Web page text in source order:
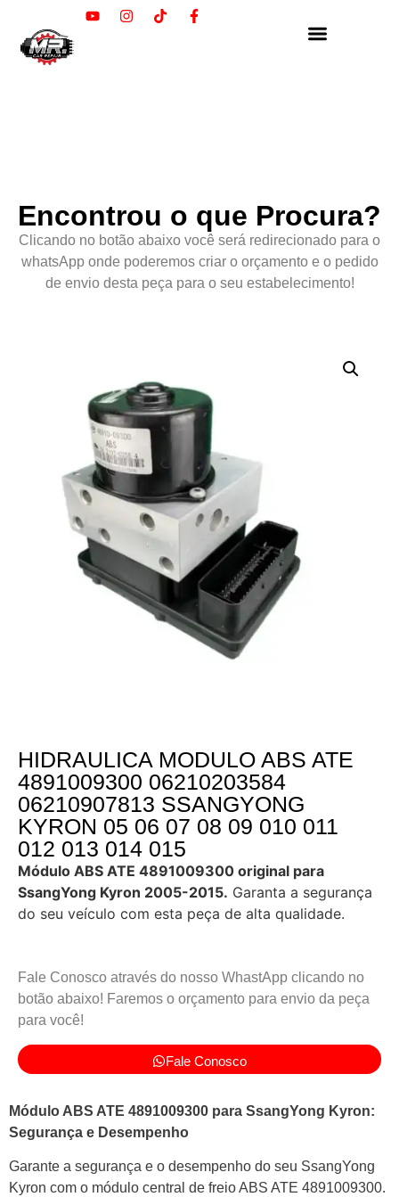
Encontrou o que Procura?
Clicando no botão abaixo você será redirecionado para o
whatsApp onde poderemos criar o orçamento e o pedido
de envio desta peça para o seu estabelecimento!
HIDRAULICA MODULO ABS ATE
4891009300 06210203584
06210907813 SSANGYONG
KYRON 05 06 07 08 09 010 011
012 013 014 015
Módulo ABS ATE 4891009300 original para
SsangYong Kyron 2005-2015. Garanta a segurança
do seu veículo com esta peça de alta qualidade.
Fale Conosco através do nosso WhastApp clicando no
botão abaixo! Faremos o orçamento para envio da peça
para você!
Fale Conosco
Módulo ABS ATE 4891009300 para SsangYong Kyron:
Segurança e Desempenho
Garante a segurança e o desempenho do seu SsangYong
Kyron com o módulo central de freio ABS ATE 4891009300.